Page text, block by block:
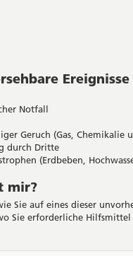
Ereignisse
Notfall
Geruch (Gas, Chemikalie
durch Dritte
(Erdbeben,
mir?
Sie auf eines dieser
Sie erforderliche